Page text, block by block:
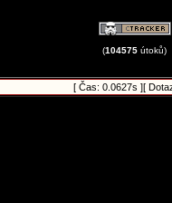
(104575 útoků)
[ Čas: 0.0627s ][